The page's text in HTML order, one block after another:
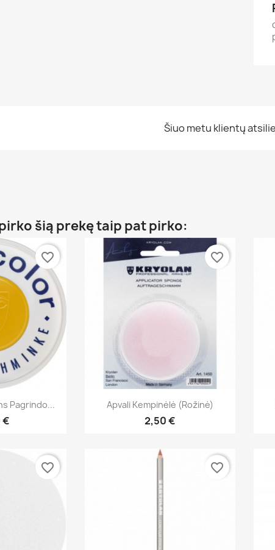
Šiuo metu klientų
šią prekę taip pat pirko:
Pagrindo...
€
favorite_border
Greita peržiūra
Apvali Kempinėlė (rožinė)
2,50 €
favorite_border
favorite_border favorite_border